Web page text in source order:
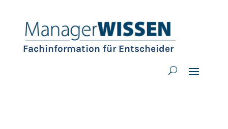
Fachinformation für Entscheider